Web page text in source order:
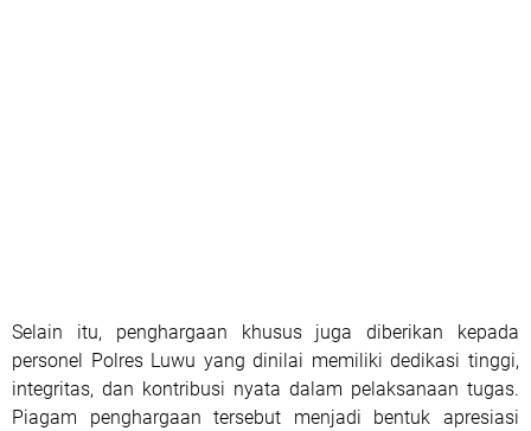
Selain itu, penghargaan khusus juga diberikan kepada
personel Polres Luwu yang dinilai memiliki dedikasi tinggi,
integritas, dan kontribusi nyata dalam pelaksanaan tugas.
Piagam penghargaan tersebut menjadi bentuk apresiasi